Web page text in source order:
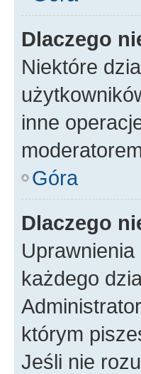
Dlaczego
Niektóre
inne
Góra
Dlaczego
każdego
którym
Jeśli nie